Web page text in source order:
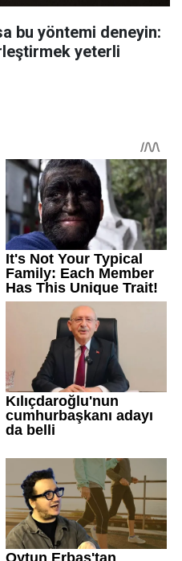
bu yöntemi deneyin:
yeterli